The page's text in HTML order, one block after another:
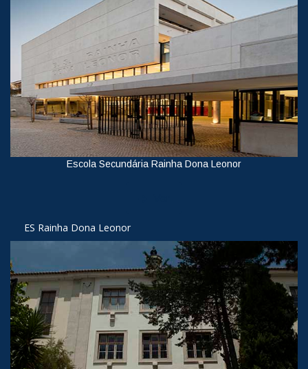
Escola Secundária Rainha Dona Leonor
ES Rainha Dona Leonor